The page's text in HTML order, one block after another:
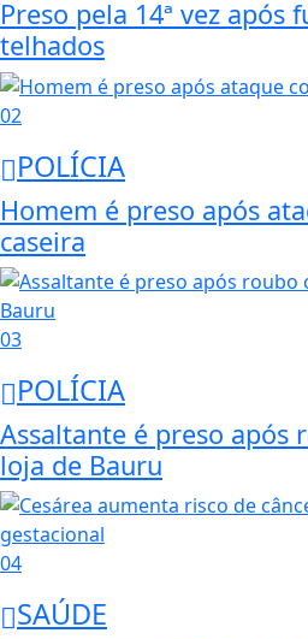
Preso pela 14ª vez após
telhados
02
POLÍCIA
Homem é preso após
caseira
03
POLÍCIA
Assaltante é preso após
loja de Bauru
04
SAÚDE